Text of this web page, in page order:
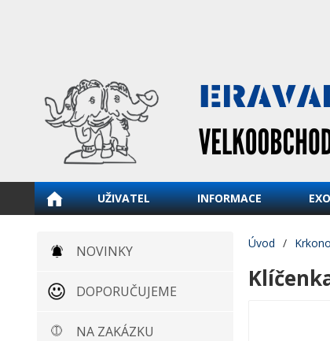
UŽIVATEL INFORMACE
NOVINKY
DOPORUČUJEME
NA ZAKÁZKU
Úvod /